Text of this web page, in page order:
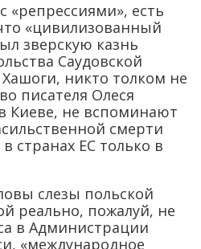
есть
«цивилизованный
зверскую казнь
Саудовской
никто толком не
писателя Олеся
Киеве, не вспоминают
смерти
странах ЕС только в
слезы польской
реально, пожалуй, не
в Администрации
«международное